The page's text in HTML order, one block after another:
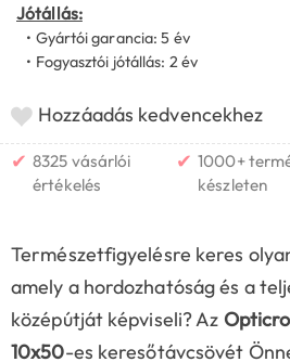
Jótállás:
• Gyártói garancia: 5 év
• Fogyasztói jótállás: 2 év
Hozzáadás kedvencekhez
✔ 8325 vásárlói
értékelés
✔ 1000+
készleten
Természetfigyelésre keres
amely a hordozhatóság és a
középútját képviseli? Az
10x50-es keresőtávcsövét